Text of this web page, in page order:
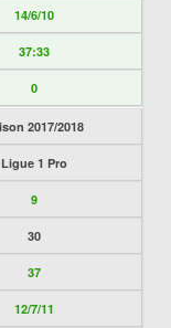
14/6/10
37:33
0
2017/2018
Ligue 1 Pro
9
30
37
12/7/11